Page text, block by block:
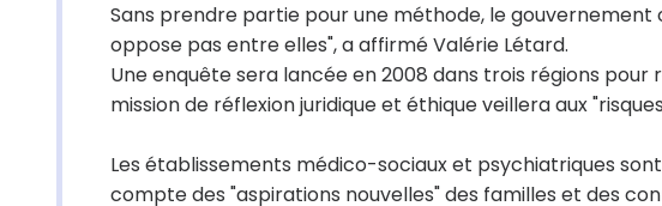
Sans prendre partie pour une méthode, le gouvernement
oppose pas entre elles", a affirmé Valérie Létard.
Une enquête sera lancée en 2008 dans trois régions
mission de réflexion juridique et éthique veillera aux
Les établissements médico-sociaux et psychiatriques
compte des "aspirations nouvelles" des familles et des